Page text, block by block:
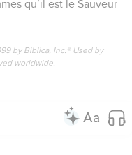
qu’il est le Sauveur
by Biblica, Inc.® Used by
worldwide.